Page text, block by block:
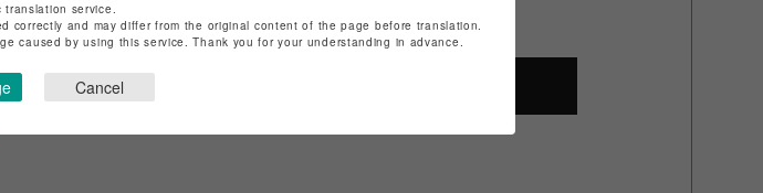
service.
correctly and may differ from the original content of the page before translation.
caused by using this service. Thank you for your understanding in advance.
Cancel